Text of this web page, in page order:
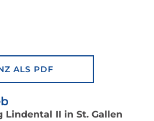
ALS PDF
Lindental II in St. Gallen